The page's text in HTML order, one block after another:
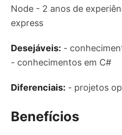
Node - 2 anos de
express
Desejáveis: -
- conhecimentos em C#
Diferenciais: - projetos
Benefícios